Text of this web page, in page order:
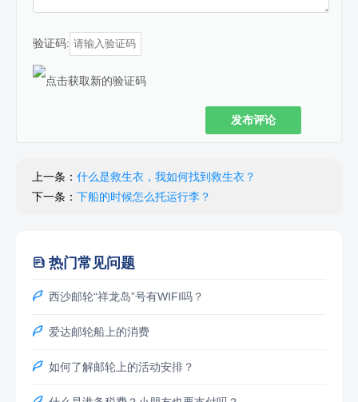
验证码:
发布评论
上一条： 什么是救生衣，我如何找到救生衣？
下一条： 下船的时候怎么托运行李？
 热门常见问题
 西沙邮轮“祥龙岛”号有WIFI吗？
 爱达邮轮船上的消费
 如何了解邮轮上的活动安排？